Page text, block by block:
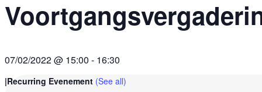
07/02/2022 @ 15:00 - 16:30
|Recurring Evenement (See all)